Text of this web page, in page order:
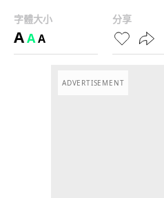
字體大小
AAA
分享
ADVERTISEMENT